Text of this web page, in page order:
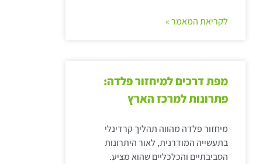
לקריאת המאמר »
מפת דרכים למיחזור פלדה:
פתרונות למרכז הארץ
מיחזור פלדה מהווה תהליך קרדינלי
בתעשייה המודרנית, לאור היתרונות
הסביבתיים והכלכליים שהוא מציע.